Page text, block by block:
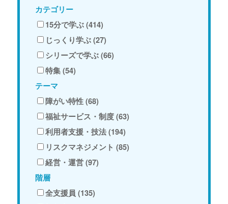
カテゴリー
15分で学ぶ (414)
じっくり学ぶ (27)
シリーズで学ぶ (66)
特集 (54)
テーマ
障がい特性 (68)
福祉サービス・制度 (63)
利用者支援・技法 (194)
リスクマネジメント (85)
経営・運営 (97)
階層
全支援員 (135)